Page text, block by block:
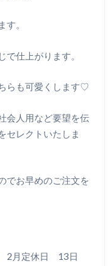
。
で仕上がります。
らも可愛くします♡
会人用など要望を伝
セレクトいたしま
でお早めのご注文を
月定休日 13日